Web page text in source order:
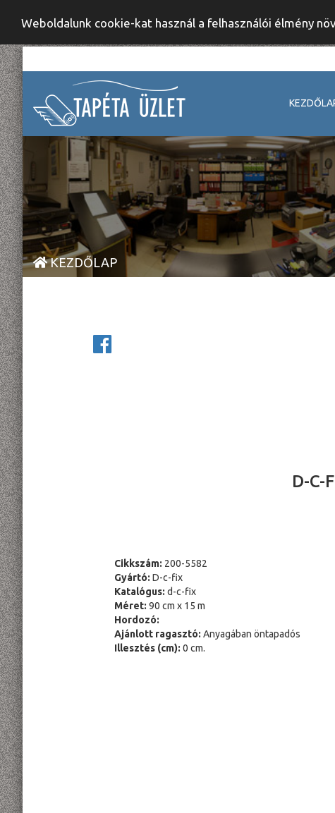
Weboldalunk cookie-kat használ a felhasználói élmény
KEZDŐLAP
D-C-
Cikkszám: 200-5582
Gyártó: D-c-fix
Katalógus: d-c-fix
Méret: 90 cm x 15 m
Hordozó:
Ajánlott ragasztó: Anyagában öntapadós
Illesztés (cm): 0 cm.